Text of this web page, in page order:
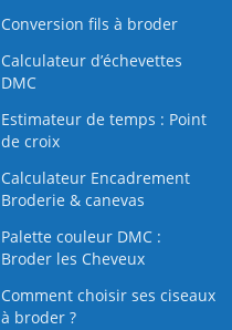
Conversion fils à broder
Calculateur d’échevettes
DMC
Estimateur de temps : Point
de croix
Calculateur Encadrement
Broderie & canevas
Palette couleur DMC :
Broder les Cheveux
Comment choisir ses ciseaux
à broder ?